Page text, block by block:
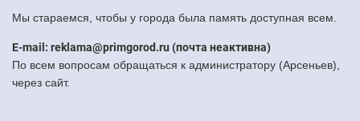
Мы стараемся, чтобы у города была память доступная всем.
E-mail: reklama@primgorod.ru (почта неактивна)
По всем вопросам обращаться к администратору (Арсеньев),
через сайт.